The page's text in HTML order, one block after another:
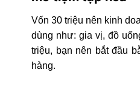
Vốn 30 triệu nên kinh
dùng như: gia vị, đồ
triệu, bạn nên bắt đầu
hàng.